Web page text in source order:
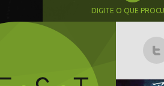
DIGITE O QUE